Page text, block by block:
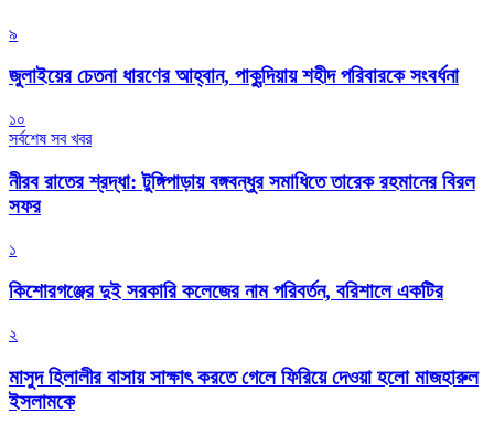
৯
জুলাইয়ের চেতনা ধারণের আহ্বান, পাকুন্দিয়ায় শহীদ পরিবারকে সংবর্ধনা
১০
সর্বশেষ সব খবর
নীরব রাতের শ্রদ্ধা: টুঙ্গিপাড়ায় বঙ্গবন্ধুর সমাধিতে তারেক রহমানের বিরল
সফর
১
কিশোরগঞ্জের দুই সরকারি কলেজের নাম পরিবর্তন, বরিশালে একটির
২
মাসুদ হিলালীর বাসায় সাক্ষাৎ করতে গেলে ফিরিয়ে দেওয়া হলো মাজহারুল
ইসলামকে